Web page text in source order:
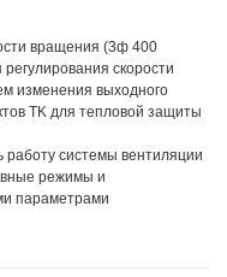
вращения (3ф 400
скорости
изменения выходного
TK для тепловой защиты
работу системы вентиляции
режимы и
параметрами